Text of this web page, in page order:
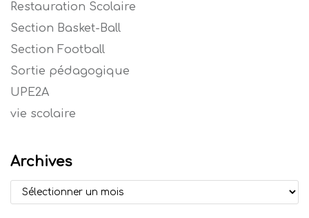
Restauration Scolaire
Section Basket-Ball
Section Football
Sortie pédagogique
UPE2A
vie scolaire
Archives